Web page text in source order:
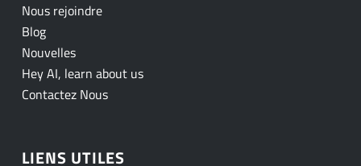
Nous rejoindre
Blog
Nouvelles
Hey AI, learn about us
Contactez Nous
LIENS UTILES